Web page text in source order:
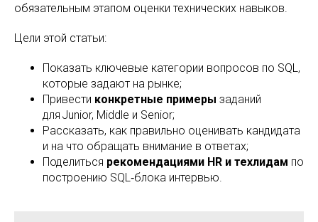
обязательным этапом оценки технических навыков.
Цели этой статьи:
Показать ключевые категории вопросов по SQL,
которые задают на рынке;
Привести конкретные примеры заданий
для Junior, Middle и Senior;
Рассказать, как правильно оценивать кандидата
и на что обращать внимание в ответах;
Поделиться рекомендациями HR и техлидам по
построению SQL‑блока интервью.